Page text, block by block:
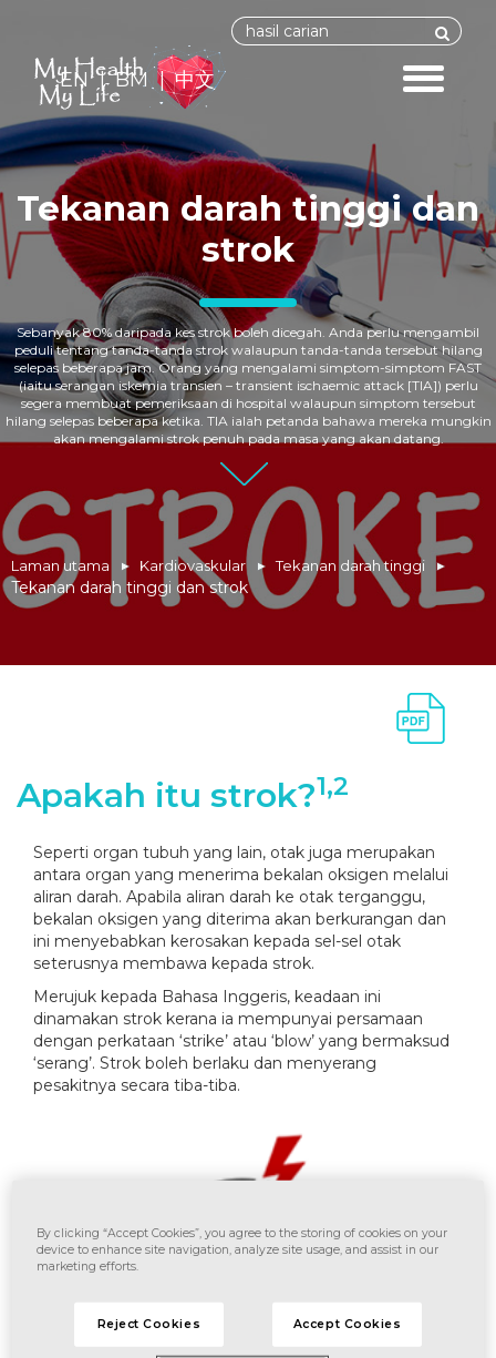
main
content
Search
Toggle
EN BM 中文
Tekanan darah tinggi dan
strok
Sebanyak 80% daripada kes strok boleh dicegah. Anda perlu mengambil
peduli tentang tanda-tanda strok walaupun tanda-tanda tersebut hilang
selepas beberapa jam. Orang yang mengalami simptom-simptom FAST
(iaitu serangan iskemia transien – transient ischaemic attack [TIA]) perlu
segera membuat pemeriksaan di hospital walaupun simptom tersebut
hilang selepas beberapa ketika. TIA ialah petanda bahawa mereka mungkin
akan mengalami strok penuh pada masa yang akan datang.
Laman utama Kardiovaskular Tekanan darah tinggi
Tekanan darah tinggi dan strok
Apakah itu strok?1,2
Seperti organ tubuh yang lain, otak juga merupakan
antara organ yang menerima bekalan oksigen melalui
aliran darah. Apabila aliran darah ke otak terganggu,
bekalan oksigen yang diterima akan berkurangan dan
ini menyebabkan kerosakan kepada sel-sel otak
seterusnya membawa kepada strok.
Merujuk kepada Bahasa Inggeris, keadaan ini
dinamakan strok kerana ia mempunyai persamaan
dengan perkataan ‘strike’ atau ‘blow’ yang bermaksud
‘serang’. Strok boleh berlaku dan menyerang
pesakitnya secara tiba-tiba.
By clicking “Accept Cookies”, you agree to the storing of cookies on your
device to enhance site navigation, analyze site usage, and assist in our
marketing efforts.
Reject Cookies Accept Cookies